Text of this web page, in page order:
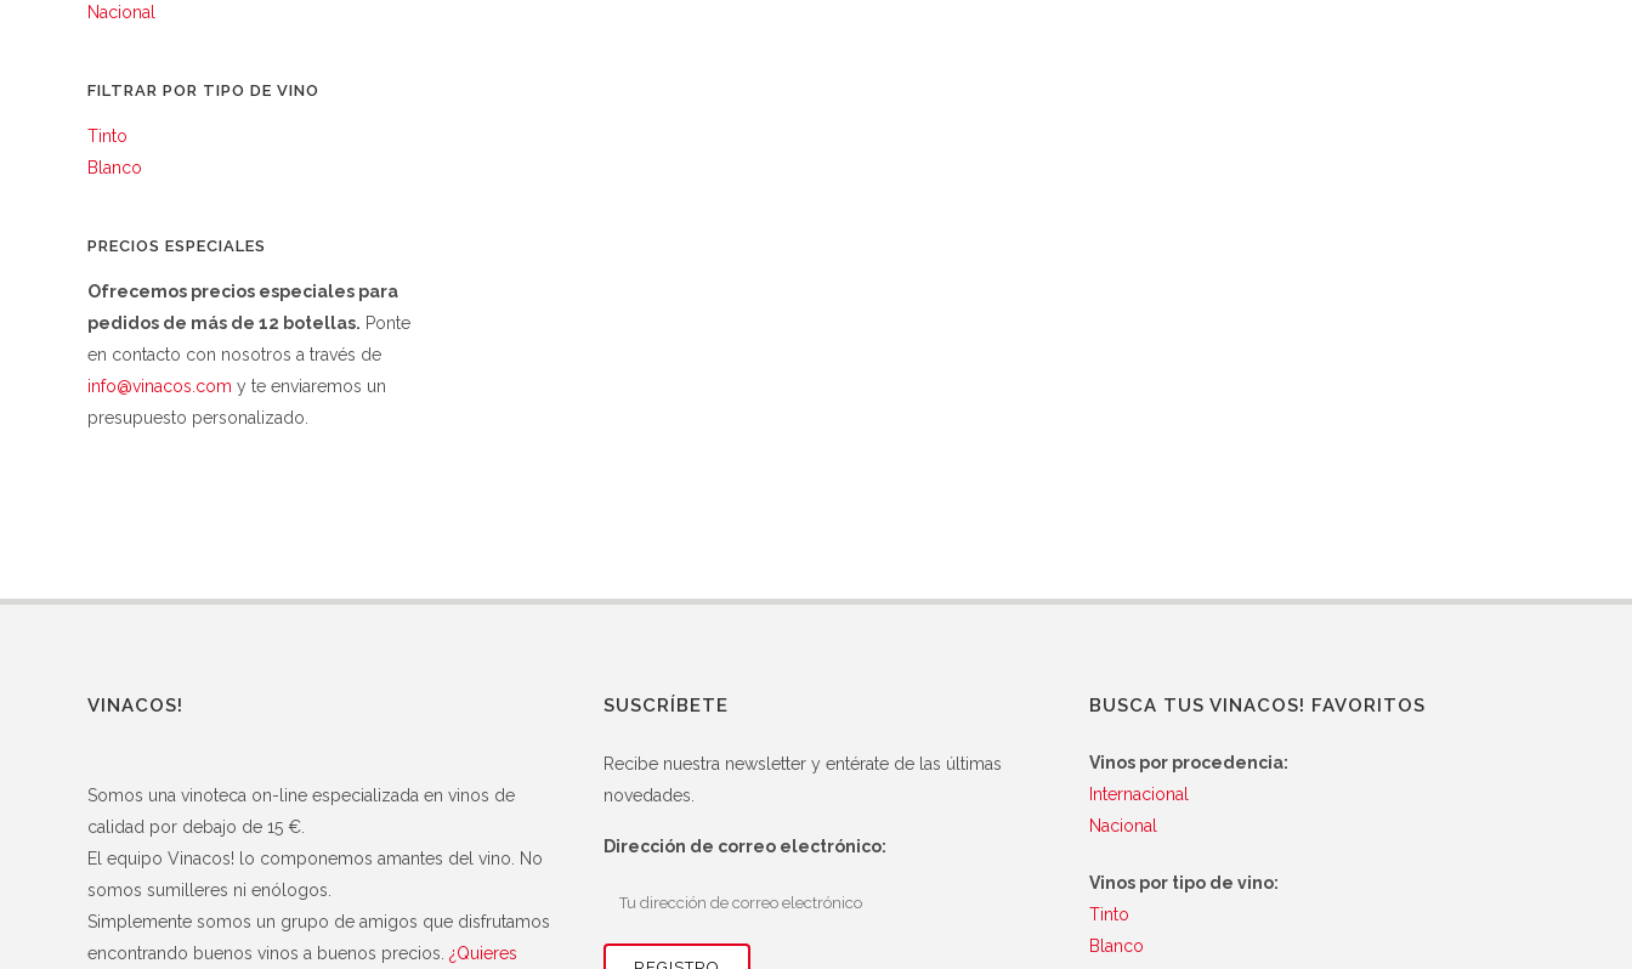
Nacional
FILTRAR POR TIPO DE VINO
Tinto
Blanco
PRECIOS ESPECIALES
Ofrecemos precios especiales para
pedidos de más de 12 botellas. Ponte
en contacto con nosotros a través de
info@vinacos.com y te enviaremos un
presupuesto personalizado.
VINACOS!
Somos una vinoteca on-line especializada en vinos de
calidad por debajo de 15 €.
El equipo Vinacos! lo componemos amantes del vino. No
somos sumilleres ni enólogos.
Simplemente somos un grupo de amigos que disfrutamos
encontrando buenos vinos a buenos precios. ¿Quieres
SUSCRÍBETE
Recibe nuestra newsletter y entérate de las últimas
novedades.
Dirección de correo electrónico:
BUSCA TUS VINACOS! FAVORITOS
Vinos por procedencia:
Internacional
Nacional
Vinos por tipo de vino:
Tinto
Blanco